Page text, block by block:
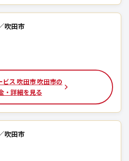
吹田市
ビス 吹田市 吹田市の
・詳細を見る
吹田市